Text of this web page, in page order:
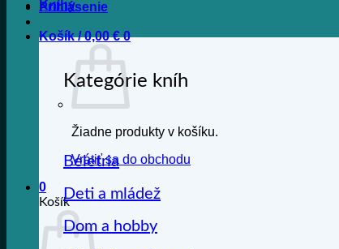
Prihlásenie
Košík /0,00€ 0
Žiadne produkty v košíku.
Vrátiť sa do obchodu
0
Košík
Knihy
Kategórie kníh
Beletria
Deti a mládež
Dom a hobby